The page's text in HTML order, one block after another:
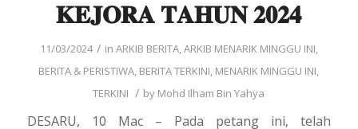
𝐊𝐄𝐉𝐎𝐑𝐀 𝐓𝐀𝐇𝐔𝐍 𝟐𝟎𝟐𝟒
11/03/2024 / in ARKIB BERITA,ARKIB MENARIK MINGGU INI,
BERITA & PERISTIWA, BERITA TERKINI, MENARIK MINGGU INI,
TERKINI / by Mohd Ilham Bin Yahya
DESARU, 10 Mac – Pada petang ini, telah